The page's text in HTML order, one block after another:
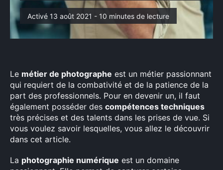
Activé 13 août 2021 - 10 minutes de lecture
Le métier de photographe est un métier passionnant
qui requiert de la combativité et de la patience de la
part des professionnels. Pour en devenir un, il faut
également posséder des compétences techniques
très précises et des talents dans les prises de vue. Si
vous voulez savoir lesquelles, vous allez le découvrir
dans cet article.
La photographie numérique est un domaine